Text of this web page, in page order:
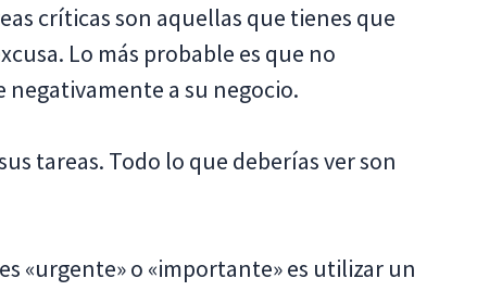
críticas son aquellas que tienes que
Lo más probable es que no
negativamente a su negocio.
tareas. Todo lo que deberías ver son
«urgente» o «importante» es utilizar un